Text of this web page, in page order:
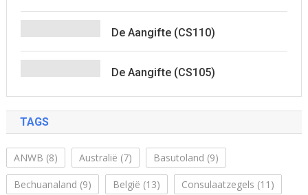
De Aangifte (CS110)
De Aangifte (CS105)
TAGS
ANWB (8) Australië (7) Basutoland (9)
Bechuanaland (9) België (13) Consulaatzegels (11)